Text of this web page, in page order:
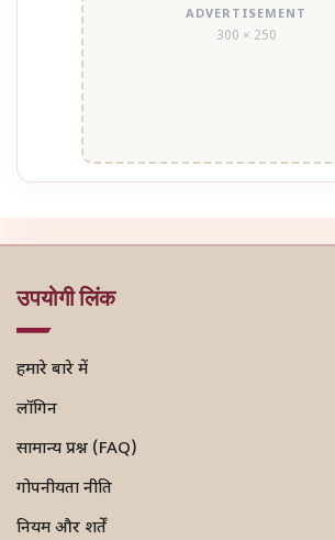
ADVERTISEMENT
300 × 250
उपयोगी लिंक
हमारे बारे में
लॉगिन
सामान्य प्रश्न (FAQ)
गोपनीयता नीति
नियम और शर्तें